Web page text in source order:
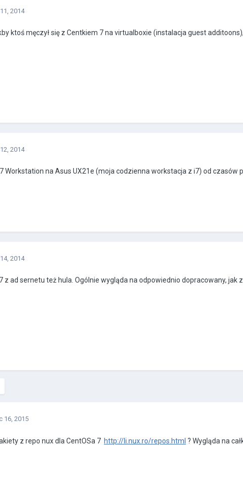
2014
ktoś męczył się z Centkiem 7 na virtualboxie (instalacja guest
2014
Workstation na Asus UX21e (moja codzienna workstacja z i7) od czasów
2014
z ad sernetu też hula. Ogólnie wygląda na odpowiednio dopracowany, jak
16, 2015
z repo nux dla CentOSa 7 http://li.nux.ro/repos.html ? Wygląda na